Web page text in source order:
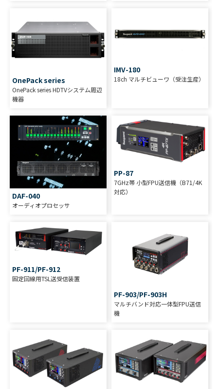
OnePack series
OnePack series HDTVシステム周辺
機器
IMV-180
18ch マルチビューワ（受注生産）
DAF-040
オーディオプロセッサ
PP-87
7GHz帯 小型FPU送信機（B71/4K
対応）
PF-911/PF-912
固定回線用TSL送受信装置
PF-903/PF-903H
マルチバンド対応一体型FPU送信
機